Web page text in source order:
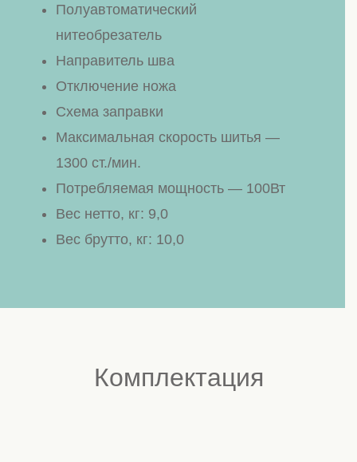
Полуавтоматический
нитеобрезатель
Направитель шва
Отключение ножа
Схема заправки
Максимальная скорость шитья —
1300 ст./мин.
Потребляемая мощность — 100Вт
Вес нетто, кг: 9,0
Вес брутто, кг: 10,0
Комплектация